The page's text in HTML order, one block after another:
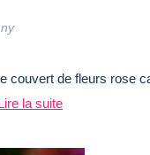
couvert de fleurs rose
la suite